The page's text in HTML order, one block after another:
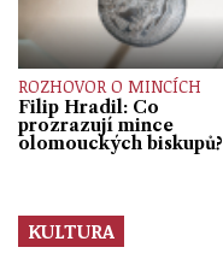
ROZHOVOR O MINCÍCH
Filip Hradil: Co
prozrazují mince
olomouckých biskupů?
KULTURA